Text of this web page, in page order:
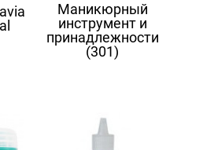
Маникюрный
инструмент и
принадлежности
(301)